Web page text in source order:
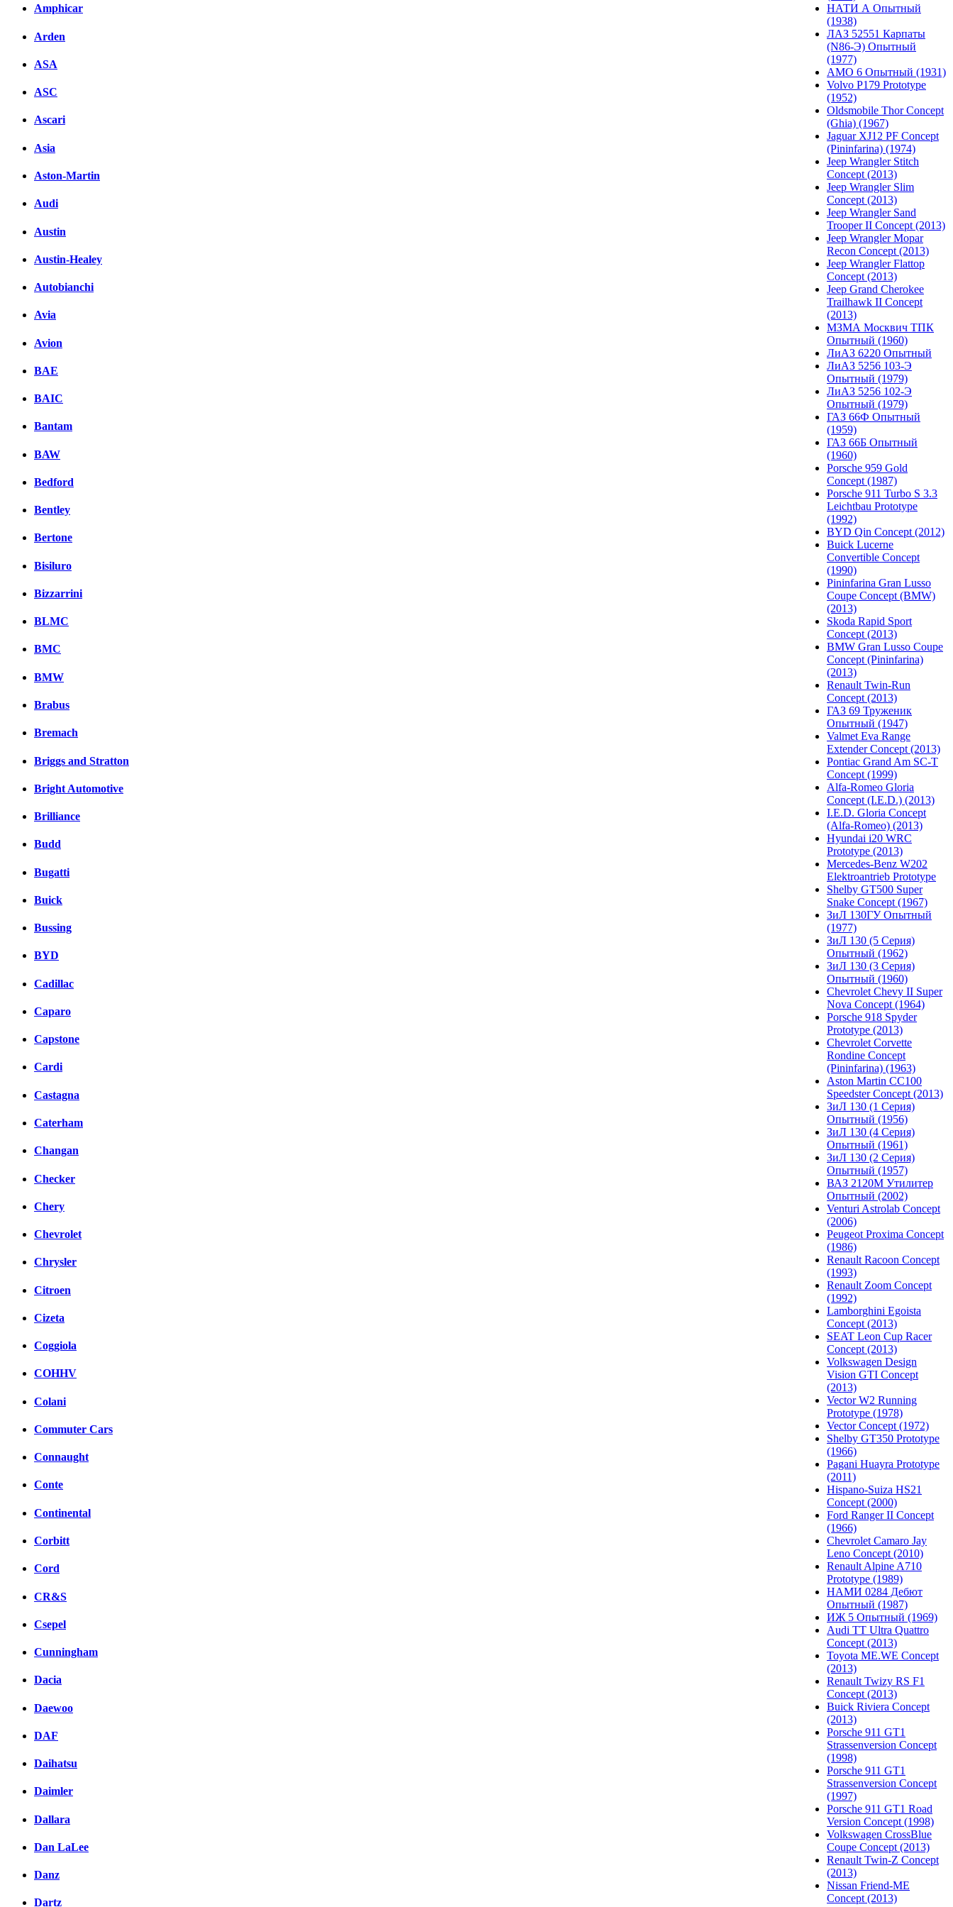
Amphicar
Arden
ASA
ASC
Ascari
Asia
Aston-Martin
Audi
Austin
Austin-Healey
Autobianchi
Avia
Avion
BAE
BAIC
Bantam
BAW
Bedford
Bentley
Bertone
Bisiluro
Bizzarrini
BLMC
BMC
BMW
Brabus
Bremach
Briggs and Stratton
Bright Automotive
Brilliance
Budd
Bugatti
Buick
Bussing
BYD
Cadillac
Caparo
Capstone
Cardi
Castagna
Caterham
Changan
Checker
Chery
Chevrolet
Chrysler
Citroen
Cizeta
Coggiola
COHHV
Colani
Commuter Cars
Connaught
Conte
Continental
Corbitt
Cord
CR&S
Csepel
Cunningham
Dacia
Daewoo
DAF
Daihatsu
Daimler
Dallara
Dan LaLee
Danz
Dartz
НАТИ А Опытный
(1938)
ЛАЗ 52551 Карпаты
(N86-Э) Опытный
(1977)
АМО 6 Опытный (1931)
Volvo P179 Prototype
(1952)
Oldsmobile Thor Concept
(Ghia) (1967)
Jaguar XJ12 PF Concept
(Pininfarina) (1974)
Jeep Wrangler Stitch
Concept (2013)
Jeep Wrangler Slim
Concept (2013)
Jeep Wrangler Sand
Trooper II Concept (2013)
Jeep Wrangler Mopar
Recon Concept (2013)
Jeep Wrangler Flattop
Concept (2013)
Jeep Grand Cherokee
Trailhawk II Concept
(2013)
МЗМА Москвич ТПК
Опытный (1960)
ЛиАЗ 6220 Опытный
ЛиАЗ 5256 103-Э
Опытный (1979)
ЛиАЗ 5256 102-Э
Опытный (1979)
ГАЗ 66Ф Опытный
(1959)
ГАЗ 66Б Опытный
(1960)
Porsche 959 Gold
Concept (1987)
Porsche 911 Turbo S 3.3
Leichtbau Prototype
(1992)
BYD Qin Concept (2012)
Buick Lucerne
Convertible Concept
(1990)
Pininfarina Gran Lusso
Coupe Concept (BMW)
(2013)
Skoda Rapid Sport
Concept (2013)
BMW Gran Lusso Coupe
Concept (Pininfarina)
(2013)
Renault Twin-Run
Concept (2013)
ГАЗ 69 Труженик
Опытный (1947)
Valmet Eva Range
Extender Concept (2013)
Pontiac Grand Am SC-T
Concept (1999)
Alfa-Romeo Gloria
Concept (I.E.D.) (2013)
I.E.D. Gloria Concept
(Alfa-Romeo) (2013)
Hyundai i20 WRC
Prototype (2013)
Mercedes-Benz W202
Elektroantrieb Prototype
Shelby GT500 Super
Snake Concept (1967)
ЗиЛ 130ГУ Опытный
(1977)
ЗиЛ 130 (5 Серия)
Опытный (1962)
ЗиЛ 130 (3 Серия)
Опытный (1960)
Chevrolet Chevy II Super
Nova Concept (1964)
Porsche 918 Spyder
Prototype (2013)
Chevrolet Corvette
Rondine Concept
(Pininfarina) (1963)
Aston Martin CC100
Speedster Concept (2013)
ЗиЛ 130 (1 Серия)
Опытный (1956)
ЗиЛ 130 (4 Серия)
Опытный (1961)
ЗиЛ 130 (2 Серия)
Опытный (1957)
ВАЗ 2120М Утилитер
Опытный (2002)
Venturi Astrolab Concept
(2006)
Peugeot Proxima Concept
(1986)
Renault Racoon Concept
(1993)
Renault Zoom Concept
(1992)
Lamborghini Egoista
Concept (2013)
SEAT Leon Cup Racer
Concept (2013)
Volkswagen Design
Vision GTI Concept
(2013)
Vector W2 Running
Prototype (1978)
Vector Concept (1972)
Shelby GT350 Prototype
(1966)
Pagani Huayra Prototype
(2011)
Hispano-Suiza HS21
Concept (2000)
Ford Ranger II Concept
(1966)
Chevrolet Camaro Jay
Leno Concept (2010)
Renault Alpine A710
Prototype (1989)
НАМИ 0284 Дебют
Опытный (1987)
ИЖ 5 Опытный (1969)
Audi TT Ultra Quattro
Concept (2013)
Toyota ME.WE Concept
(2013)
Renault Twizy RS F1
Concept (2013)
Buick Riviera Concept
(2013)
Porsche 911 GT1
Strassenversion Concept
(1998)
Porsche 911 GT1
Strassenversion Concept
(1997)
Porsche 911 GT1 Road
Version Concept (1998)
Volkswagen CrossBlue
Coupe Concept (2013)
Renault Twin-Z Concept
(2013)
Nissan Friend-ME
Concept (2013)